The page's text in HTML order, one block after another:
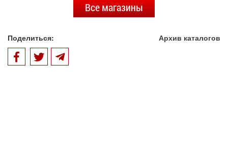
Все магазины
Поделиться: Архив каталогов